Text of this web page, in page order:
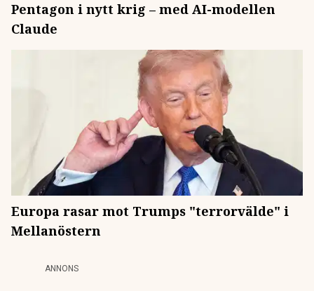
Pentagon i nytt krig – med AI-modellen
Claude
Europa rasar mot Trumps "terrorvälde" i
Mellanöstern
ANNONS